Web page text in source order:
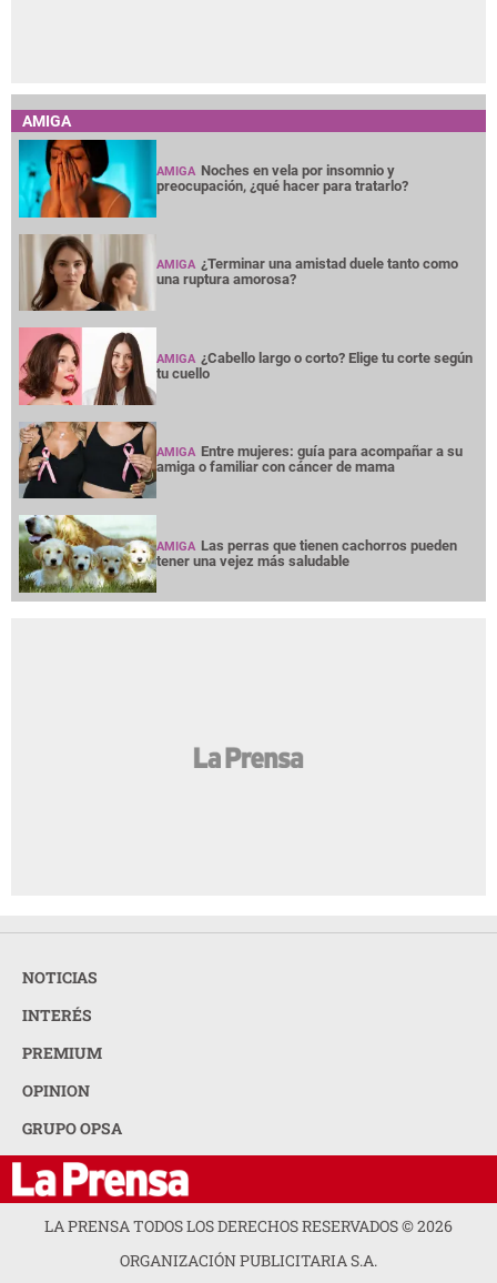
AMIGA
AMIGA Noches en vela por insomnio y
preocupación, ¿qué hacer para tratarlo?
AMIGA ¿Terminar una amistad duele tanto como
una ruptura amorosa?
AMIGA ¿Cabello largo o corto? Elige tu corte según
tu cuello
AMIGA Entre mujeres: guía para acompañar a su
amiga o familiar con cáncer de mama
AMIGA Las perras que tienen cachorros pueden
tener una vejez más saludable
NOTICIAS
INTERÉS
PREMIUM
OPINION
GRUPO OPSA
LA PRENSA TODOS LOS DERECHOS RESERVADOS ©2026
ORGANIZACIÓN PUBLICITARIA S.A.